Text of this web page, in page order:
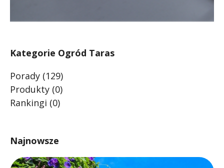
Kategorie Ogród Taras
Porady (129)
Produkty (0)
Rankingi (0)
Najnowsze